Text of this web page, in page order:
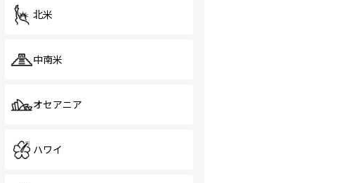
北米
中南米
オセアニア
ハワイ